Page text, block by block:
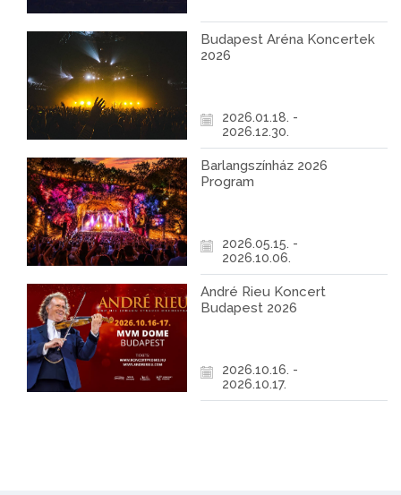
Budapest Aréna Koncertek
2026
2026.01.18. -
2026.12.30.
Barlangszínház 2026
Program
2026.05.15. -
2026.10.06.
André Rieu Koncert
Budapest 2026
2026.10.16. -
2026.10.17.